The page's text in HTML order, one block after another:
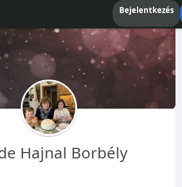
Bejelentkezés
Hajnal Borbély